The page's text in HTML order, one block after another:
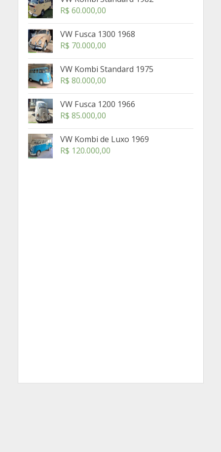
R$ 60.000,00
VW Fusca 1300 1968
R$ 70.000,00
VW Kombi Standard 1975
R$ 80.000,00
VW Fusca 1200 1966
R$ 85.000,00
VW Kombi de Luxo 1969
R$ 120.000,00